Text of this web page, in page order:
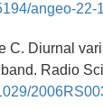
angeo-22-
C. Diurnal
Radio